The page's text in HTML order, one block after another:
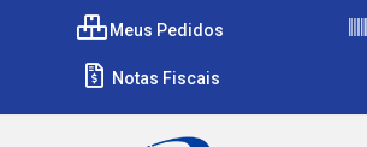
Meus Pedidos
Notas Fiscais